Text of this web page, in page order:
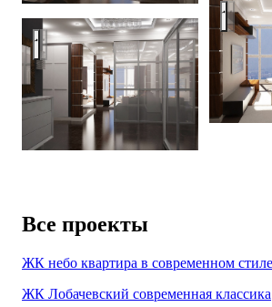
Penthouse in stroganoff
Все проекты
ЖК небо квартира в современном стиле
ЖК Лобачевский современная классика